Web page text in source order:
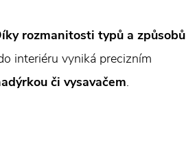
rozmanitosti typů a způsobů
interiéru vyniká precizním
či vysavačem.